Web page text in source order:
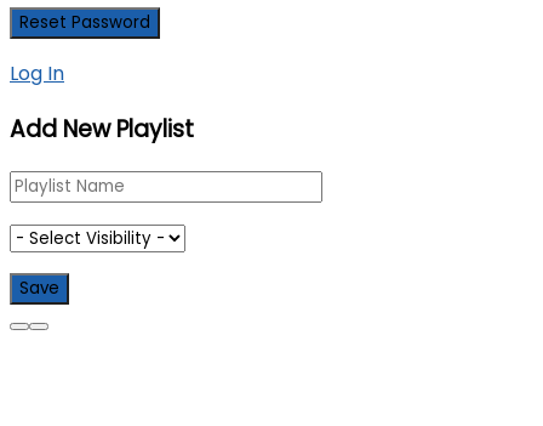
Log In
Add New Playlist